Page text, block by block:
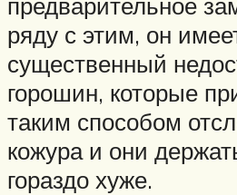
ряду с этим, он
существенный
горошин, которые
таким способом
кожура и они
гораздо хуже.